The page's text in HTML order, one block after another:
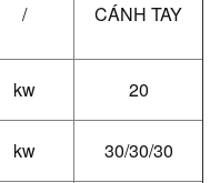
/ CÁNH TAY
kw
20
kw
30/30/30